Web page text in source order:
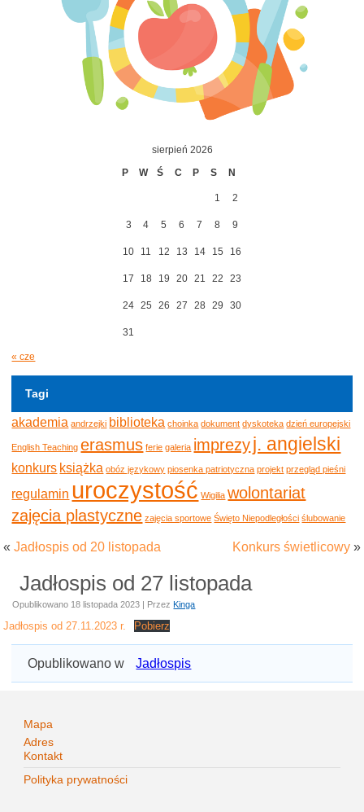
sierpień 2026
P
W Ś C P S N
1 2
3 4 5 6 7 8 9
10 11 12 13 14 15 16
17 18 19 20 21 22 23
24 25 26 27 28 29 30
31
« cze
Tagi
akademia andrzejki biblioteka choinka dokument dyskoteka dzień europejski
English Teaching erasmus ferie galeria imprezyj. angielski
konkurs książka obóz językowy piosenka patriotyczna projekt przegląd pieśni
regulamin uroczystość Wigilia wolontariat
zajęcia plastyczne zajęcia sportowe Święto Niepodległości ślubowanie
«Jadłospis od 20 listopada Konkurs świetlicowy»
Jadłospis od 27 listopada
Opublikowano 18 listopada 2023 | Przez Kinga
Jadłospis od 27.11.2023 r. Pobierz
Opublikowano w Jadłospis
Mapa
Adres
Kontakt
Polityka prywatności